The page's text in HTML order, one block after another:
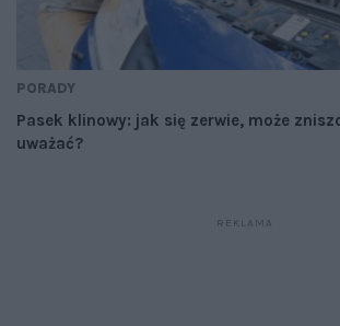
PORADY
Pasek klinowy: jak się zerwie, może
uważać?